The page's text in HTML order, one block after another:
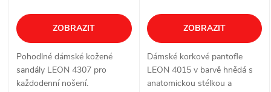
ZOBRAZIT
Pohodlné dámské kožené
sandály LEON 4307 pro
každodenní nošení.
ZOBRAZIT
Dámské korkové pantofle
LEON 4015 v barvě hnědá s
anatomickou stélkou a